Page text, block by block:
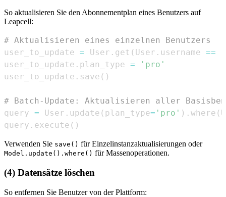
So aktualisieren Sie den Abonnementplan eines Benutzers auf
Leapcell:
# Aktualisieren eines einzelnen Benutzers
user_to_update = User . get ( User . username ==
user_to_update . plan_type =
'pro'
user_to_update . save ( )
# Batch-Update: Aktualisieren aller
query = User . update ( plan_type= 'pro' ) . where (
query . execute ( )
Verwenden Sie save() für Einzelinstanzaktualisierungen oder
Model.update().where() für Massenoperationen.
(4) Datensätze löschen
So entfernen Sie Benutzer von der Plattform: